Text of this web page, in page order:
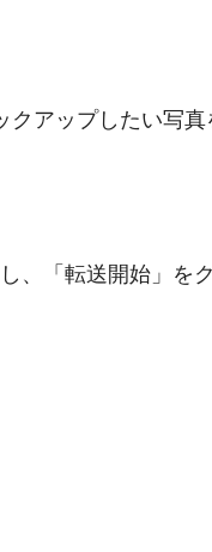
クアップしたい写
、「転送開始」を